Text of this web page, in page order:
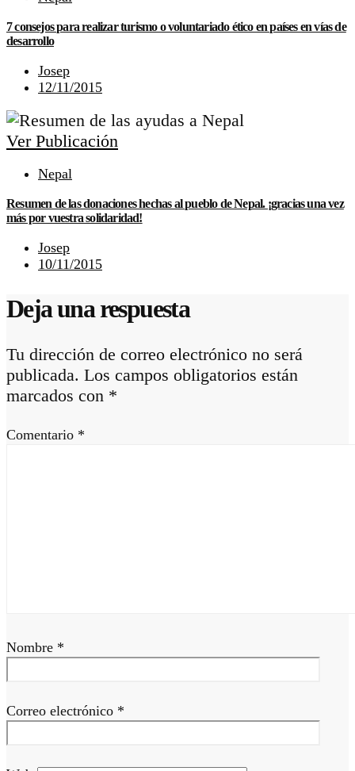
7 consejos para realizar turismo o voluntariado ético en países en vías de
desarrollo
Josep
12/11/2015
Ver Publicación
Nepal
Resumen de las donaciones hechas al pueblo de Nepal. ¡gracias una vez
más por vuestra solidaridad!
Josep
10/11/2015
Deja una respuesta
Tu dirección de correo electrónico no será
publicada. Los campos obligatorios están
marcados con *
Comentario *
Nombre *
Correo electrónico *